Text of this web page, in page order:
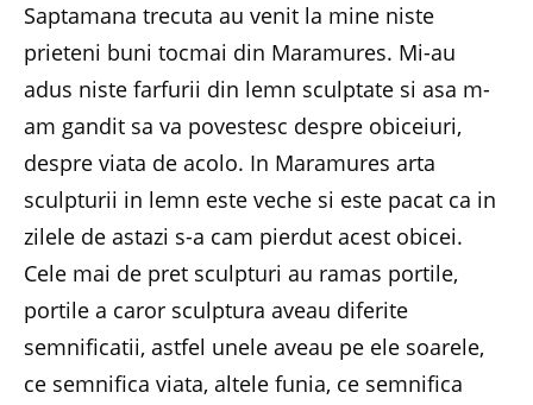
Saptamana trecuta au venit la mine niste
prieteni buni tocmai din Maramures. Mi-au
adus niste farfurii din lemn sculptate si asa m-
am gandit sa va povestesc despre obiceiuri,
despre viata de acolo. In Maramures arta
sculpturii in lemn este veche si este pacat ca in
zilele de astazi s-a cam pierdut acest obicei.
Cele mai de pret sculpturi au ramas portile,
portile a caror sculptura aveau diferite
semnificatii, astfel unele aveau pe ele soarele,
ce semnifica viata, altele funia, ce semnifica